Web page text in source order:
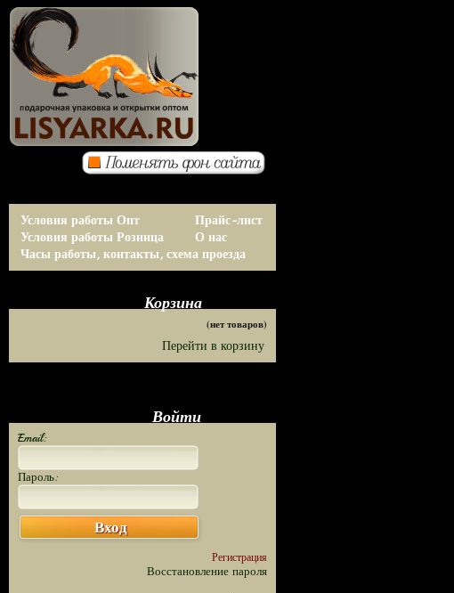
Условия работы Опт
Условия работы Розница
Прайс-лист
О нас
Часы работы, контакты, схема проезда
Корзина
(нет товаров)
Перейти в корзину
Войти
Email:
Пароль:
Вход
Регистрация
Восстановление пароля